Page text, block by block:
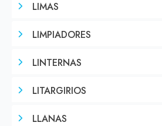
LIMAS
LIMPIADORES
LINTERNAS
LITARGIRIOS
LLANAS